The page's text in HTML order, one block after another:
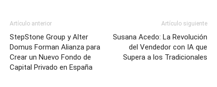
Artículo anterior
StepStone Group y Alter
Domus Forman Alianza para
Crear un Nuevo Fondo de
Capital Privado en España
Artículo siguiente
Susana Acedo: La Revolución
del Vendedor con IA que
Supera a los Tradicionales